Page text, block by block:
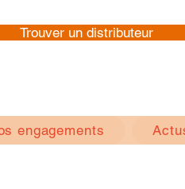
Trouver un distributeur
engagements